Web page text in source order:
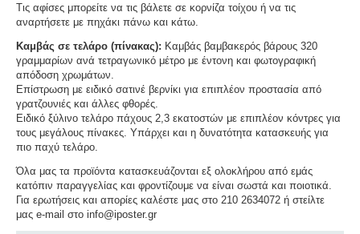
Τις αφίσες μπορείτε να τις βάλετε σε κορνίζα τοίχου ή να τις
αναρτήσετε με πηχάκι πάνω και κάτω.
Καμβάς σε τελάρο (πίνακας): Καμβάς βαμβακερός βάρους 320
γραμμαρίων ανά τετραγωνικό μέτρο με έντονη και φωτογραφική
απόδοση χρωμάτων.
Επίστρωση με ειδικό σατινέ βερνίκι για επιπλέον προστασία από
γρατζουνιές και άλλες φθορές.
Ειδικό ξύλινο τελάρο πάχους 2,3 εκατοστών με επιπλέον κόντρες για
τους μεγάλους πίνακες. Υπάρχει και η δυνατότητα κατασκευής για
πιο παχύ τελάρο.
Όλα μας τα προϊόντα κατασκευάζονται εξ ολοκλήρου από εμάς
κατόπιν παραγγελίας και φροντίζουμε να είναι σωστά και ποιοτικά.
Για ερωτήσεις και απορίες καλέστε μας στο 210 2634072 ή στείλτε
μας e-mail στο info@iposter.gr